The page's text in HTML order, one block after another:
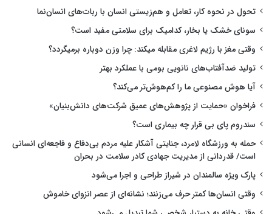
تحول در نحوه کار، تعامل و هم‌زیستی انسان با ربات‌های انسان‌نما
سونای خشک یا بخار، کدامیک برای سلامتی مفید است؟
وقتی مغز با رژیم لاغری مقابله میکند: چرا وزن دوباره برمیگردد؟
تولید ضدآفتاب‌های نانویی بومی با عملکرد بهتر
آیا هوش مصنوعی ما را کم‌هوش‌تر می‌کند؟
فراخوان «حمایت از پژوهش‌های عمیق شرکت‌های دانش‌بنیان»
سندروم پای بی قرار چه بیماری است؟
حمله به ورزشگاه لامرد، جنایتی آشکار علیه مردم بی‌دفاع و فاجعه‌ای انسانی
است/ قدردانی از مدیریت جهادی کادر سلامت در بحران
پارک ویژه سالمندان در شیراز طراحی و اجرا می‌شود
وقتی انسان‌ها کمتر حرف می‌زنند؛ نشانه‌ای از عصر انزوای خاموش